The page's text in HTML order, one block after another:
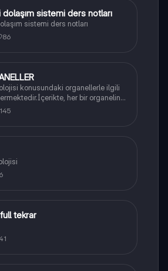
dolaşım sistemi ders notları
sistemi ders notları
86
konusundaki organellerle ilgili
her bir organelin
ve hücre içindeki rolü
tekrar